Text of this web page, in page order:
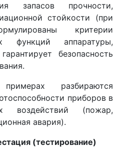
запасов прочности,
стойкости (при
критерии
функций аппаратуры,
безопасность
разбираются
приборов в
воздействий (пожар,
авария).
(тестирование)